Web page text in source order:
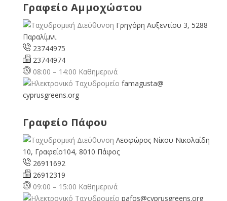
Γραφείο Αμμοχώστου
Γρηγόρη Αυξεντίου 3, 5288
Παραλίμνι
23744975
23744974
08:00 – 14:00 Καθημερινά
famagusta@
cyprusgreens.org
Γραφείο Πάφου
Λεοφώρος Νίκου Νικολαίδη
10, Γραφείο104, 8010 Πάφος
26911692
26912319
09:00 – 15:00 Καθημερινά
pafos@cyprusgreens.org